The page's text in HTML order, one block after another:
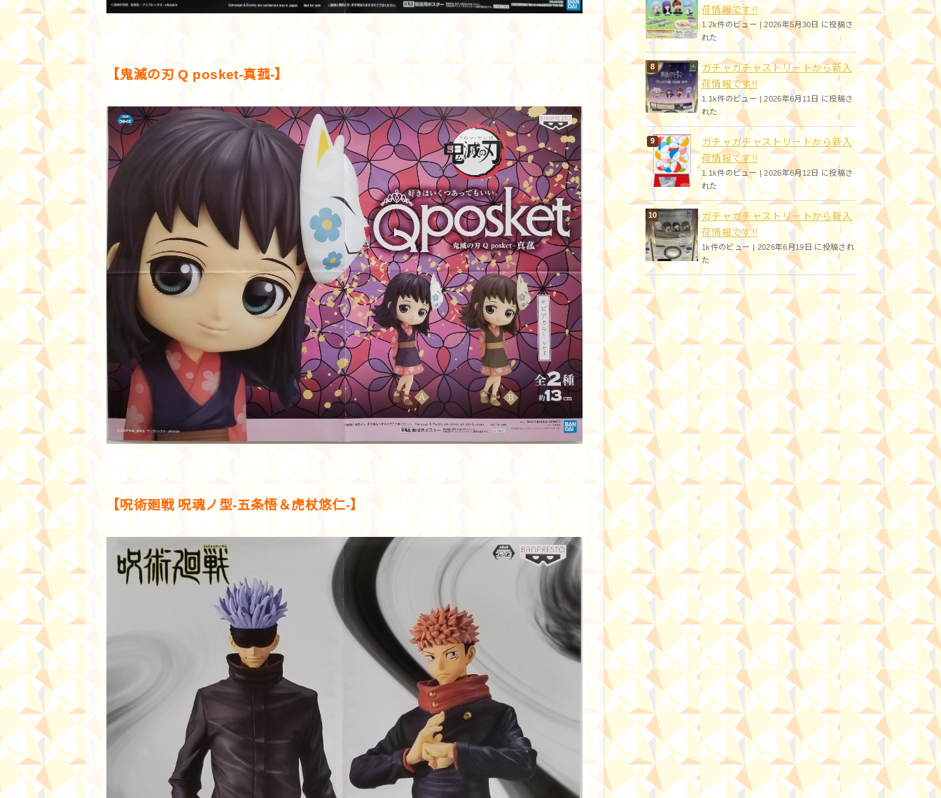
【鬼滅の刃 Q posket-真菰-】
【呪術廻戦 呪魂ノ型-五条悟＆虎杖悠仁-】
荷情報です!!
1.2k件のビュー |2026年5月30日 に投稿さ
れた
ガチャガチャストリートから新入
荷情報です!!
1.1k件のビュー|2026年6月11日 に投稿さ
れた
ガチャガチャストリートから新入
荷情報です!!
1.1k件のビュー |2026年6月12日 に投稿さ
れた
ガチャガチャストリートから新入
荷情報です!!
1k件のビュー |2026年6月19日 に投稿され
た